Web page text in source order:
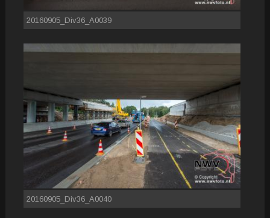
20160905_Div36_A0039
20160905_Div36_A0040